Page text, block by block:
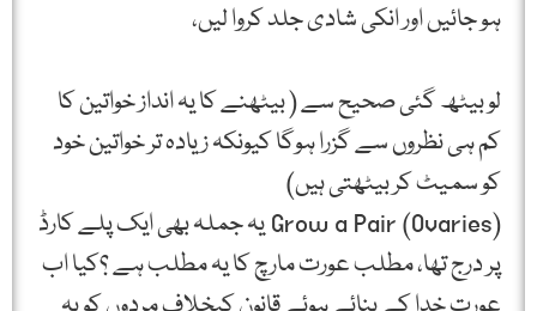
ہو جائیں اور انکی شادی جلد کروا لیں،
لو بیٹھ گئی صحیح سے ( بیٹھنے کا یہ انداز خواتین کا
کم ہی نظروں سے گزرا ہوگا کیونکہ زیادہ تر خواتین خود
کو سمیٹ کر بیٹھتی ہیں)
Grow a Pair (Ovaries) یہ جملہ بھی ایک پلے کارڈ
پر درج تھا، مطلب عورت مارچ کا یہ مطلب ہے ؟کیا اب